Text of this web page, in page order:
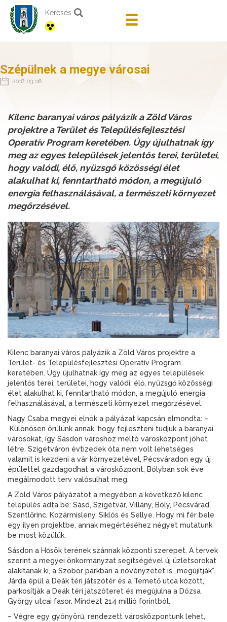
Keresés
Szépülnek a megye városai
2018. 03. 06.
Kilenc baranyai város pályázik a Zöld Város
projektre a Terület és Településfejlesztési
Operatív Program keretében. Úgy újulhatnak így
meg az egyes települések jelentős terei, területei,
hogy valódi, élő, nyüzsgő közösségi élet
alakulhat ki, fenntartható módon, a megújuló
energia felhasználásával, a természeti környezet
megőrzésével.
Kilenc baranyai város pályázik a Zöld Város projektre a
Terület- és Településfejlesztési Operatív Program
keretében. Úgy újulhatnak így meg az egyes települések
jelentős terei, területei, hogy valódi, élő, nyüzsgő közösségi
élet alakulhat ki, fenntartható módon, a megújuló energia
felhasználásával, a természeti környezet megőrzésével.
Nagy Csaba megyei elnök a pályázat kapcsán elmondta: –
Különösen örülünk annak, hogy fejleszteni tudjuk a baranyai
városokat, így Sásdon városhoz méltó városközpont jöhet
létre. Szigetváron évtizedek óta nem volt lehetséges
valamit is kezdeni a vár környezetével, Pécsváradon egy új
épülettel gazdagodhat a városközpont, Bólyban sok éve
megálmodott terv valósulhat meg.
A Zöld Város pályázatot a megyében a következő kilenc
település adta be: Sásd, Szigetvár, Villány, Bóly, Pécsvárad,
Szentlőrinc, Kozármisleny, Siklós és Sellye. Hogy mi fér bele
egy ilyen projektbe, annak megértéséhez négyet mutatunk
be most közülük.
Sásdon a Hősök terének szánnak központi szerepet. A tervek
szerint a megyei önkormányzat segítségével új üzletsorokat
alakítanak ki, a Szobor parkban a növényzetet is „megújítják”.
Járda épül a Deák téri játszótér és a Temető utca között,
parkosítják a Deák téri játszóteret és megújulna a Dózsa
György utcai fasor. Mindezt 214 millió forintból.
– Végre egy gyönyörű, rendezett városközpontunk lehet,